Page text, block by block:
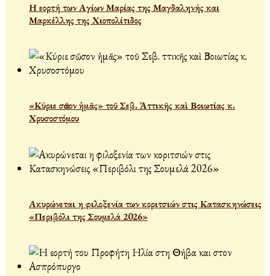
Η εορτή των Αγίων Μαρίας της Μαγδαληνής και
Μαρκέλλης της Χιοπολίτιδος
«Κύριε σῶσον ἡμᾶς» τοῦ Σεβ. Ἀττικῆς καὶ Βοιωτίας κ.
Χρυσοστόμου
Ακυρώνεται η φιλοξενία των κοριτσιών στις Κατασκηνώσεις
«Περιβόλι της Σουμελά 2026»